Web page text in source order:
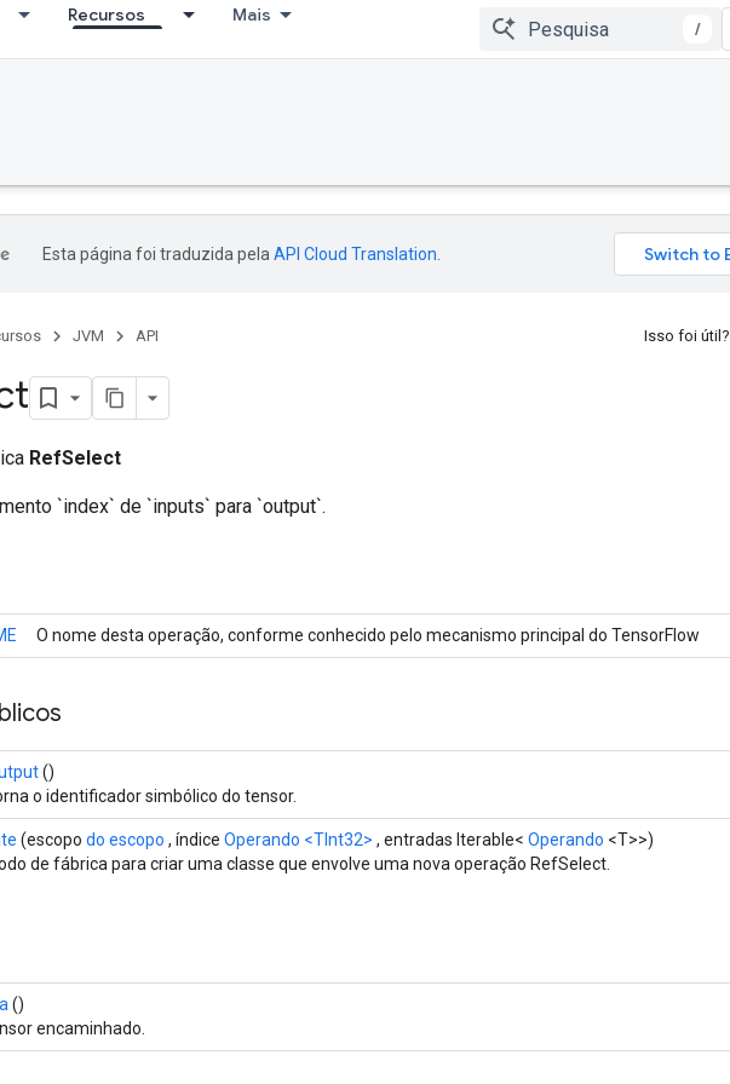
Recursos Mais
/
Esta página foi traduzida pela API Cloud Translation
JVM API Isso foi útil?
RefSelect
`index` de `inputs` para `output`.
O nome desta operação, conforme conhecido pelo mecanismo principal do TensorFlow
()
o identificador simbólico do tensor.
(escopo do escopo , índice Operando <TInt32> , entradas Iterable< Operando <T>>)
de fábrica para criar uma classe que envolve uma nova operação RefSelect.
()
encaminhado.